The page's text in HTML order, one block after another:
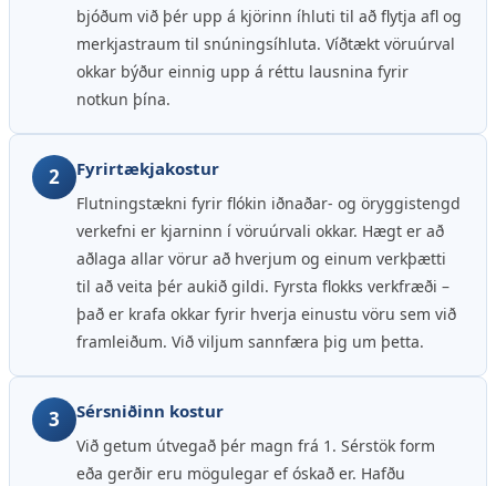
bjóðum við þér upp á kjörinn íhluti til að flytja afl og
merkjastraum til snúningsíhluta. Víðtækt vöruúrval
okkar býður einnig upp á réttu lausnina fyrir
notkun þína.
2 Fyrirtækjakostur
Flutningstækni fyrir flókin iðnaðar- og öryggistengd
verkefni er kjarninn í vöruúrvali okkar. Hægt er að
aðlaga allar vörur að hverjum og einum verkþætti
til að veita þér aukið gildi. Fyrsta flokks verkfræði –
það er krafa okkar fyrir hverja einustu vöru sem við
framleiðum. Við viljum sannfæra þig um þetta.
3 Sérsniðinn kostur
Við getum útvegað þér magn frá 1. Sérstök form
eða gerðir eru mögulegar ef óskað er. Hafðu